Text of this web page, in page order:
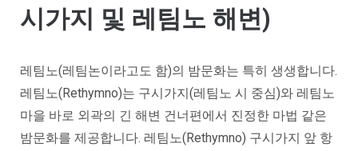
시가지 및 레팀노 해변)
레팀노(레팀논이라고도 함)의 밤문화는 특히 생생합니다.
레팀노(Rethymno)는 구시가지(레팀노 시 중심)와 레팀노
마을 바로 외곽의 긴 해변 건너편에서 진정한 마법 같은
밤문화를 제공합니다. 레팀노(Rethymno) 구시가지 앞 항